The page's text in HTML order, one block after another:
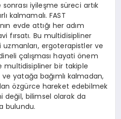
iyileşme süreci artık
kalmamalı. FAST
evde attığı her adım
fırsatı. Bu multidisipliner
ergoterapistler ve
çalışması hayati önem
multidisipliner bir takiple
yatağa bağımlı kalmadan,
özgürce hareket edebilmek
değil, bilimsel olarak da
bulundu.